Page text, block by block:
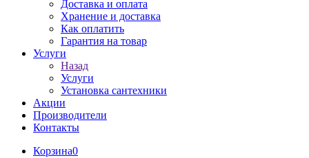
Доставка и оплата
Хранение и доставка
Как оплатить
Гарантия на товар
Услуги
Назад
Услуги
Установка сантехники
Акции
Производители
Контакты
Корзина0